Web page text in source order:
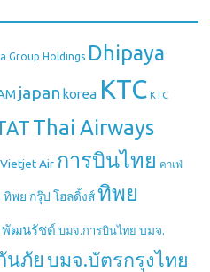
Group Holdings Dhipaya
japan korea KTC KTC
Thai Airways
Vietjet Air การบินไทย คาเฟ่
ทิพย กรุ๊ป โฮลดิ้งส์ ทิพย
พัฒนรัชต์ บมจ.การบินไทย บมจ.
นภัย บมจ.บัตรกรุงไทย